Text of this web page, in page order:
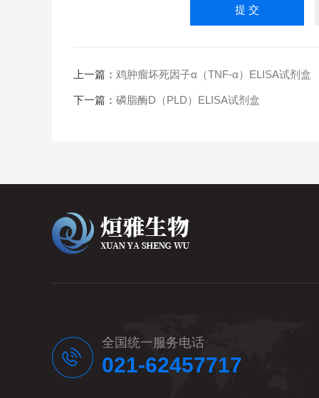
上一篇： 鸡肿瘤坏死因子α（TNF-α）ELISA试剂盒
下一篇： 磷脂酶D（PLD）ELISA试剂盒
全国统一服务电话
021-62457717